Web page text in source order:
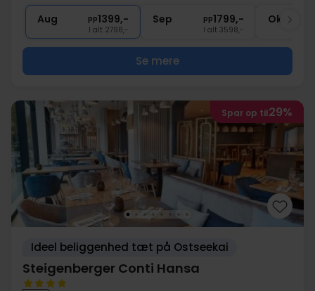
1x Sen check ud kl. 14.00
Aug pp1399,-
I alt 2798,-
Sep pp1799,-
I alt 3598,-
Okt
Se mere
Spar op til29%
Ideel beliggenhed tæt på Ostseekai
Steigenberger Conti Hansa